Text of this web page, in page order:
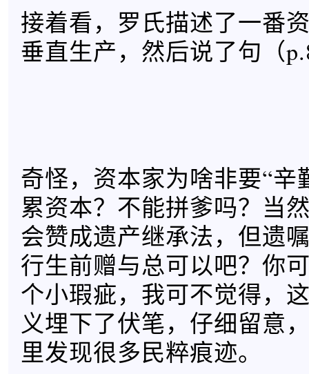
接着看，罗氏描述了一番
垂直生产，然后说了句（
奇怪，资本家为啥非要“辛
累资本？不能拼爹吗？当
会赞成遗产继承法，但遗
行生前赠与总可以吧？你
个小瑕疵，我可不觉得，
义埋下了伏笔，仔细留意
里发现很多民粹痕迹。